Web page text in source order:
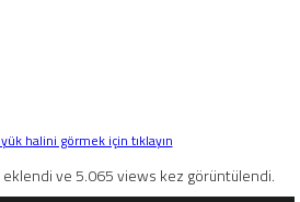
halini görmek için tıklayın
ve 5.065 views kez görüntülendi.